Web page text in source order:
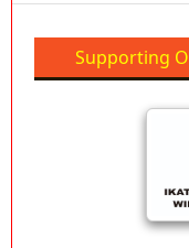
Supporting